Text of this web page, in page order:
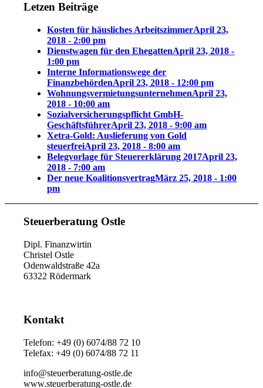
Letzen Beiträge
Kosten für häusliches ArbeitszimmerApril 23,
2018 - 2:00 pm
Dienstwagen für den EhegattenApril 23, 2018 -
1:00 pm
Interne Informationswege der
FinanzbehördenApril 23, 2018 - 12:00 pm
WohnungsvermietungsunternehmenApril 23,
2018 - 10:00 am
Sozialversicherungspflicht GmbH-
GeschäftsführerApril 23, 2018 - 9:00 am
Xetra-Gold: Auslieferung von Gold
steuerfreiApril 23, 2018 - 8:00 am
Belegvorlage für Steuererklärung 2017April 23,
2018 - 7:00 am
Der neue KoalitionsvertragMärz 25, 2018 - 1:00
pm
Steuerberatung Ostle
Dipl. Finanzwirtin
Christel Ostle
Odenwaldstraße 42a
63322 Rödermark
Kontakt
Telefon: +49 (0) 6074/88 72 10
Telefax: +49 (0) 6074/88 72 11
info@steuerberatung-ostle.de
www.steuerberatung-ostle.de